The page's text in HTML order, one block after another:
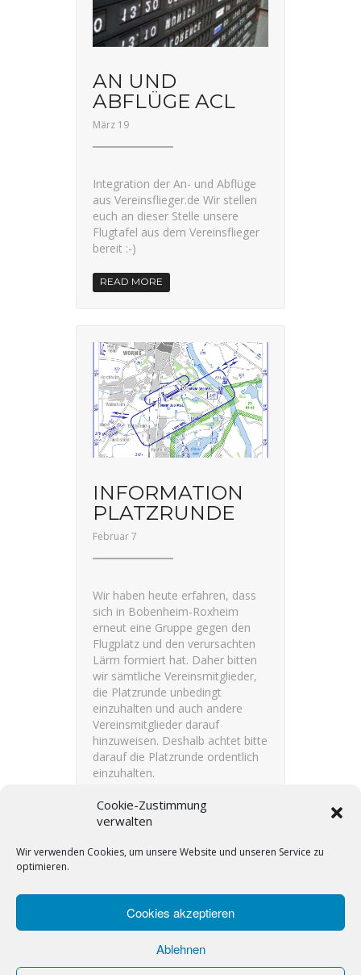
Cookie-Zustimmung
verwalten
Wir verwenden Cookies, um unsere Website und unseren Service zu
optimieren.
Cookies akzeptieren
Ablehnen
AN UND
ABFLÜGE ACL
März 19
Integration der An- und Abflüge
aus Vereinsflieger.de Wir stellen
euch an dieser Stelle unsere
Flugtafel aus dem Vereinsflieger
bereit :-)
READ MORE
INFORMATION
PLATZRUNDE
Februar 7
Wir haben heute erfahren, dass
sich in Bobenheim-Roxheim
erneut eine Gruppe gegen den
Flugplatz und den verursachten
Lärm formiert hat. Daher bitten
wir sämtliche Vereinsmitglieder,
die Platzrunde unbedingt
einzuhalten und auch andere
Vereinsmitglieder darauf
hinzuweisen. Deshalb achtet bitte
darauf die Platzrunde ordentlich
einzuhalten.
READ MORE
2019 © Aero-Club Ludwigshafen e.V. site
build by P.Siedler. All rights reserved.